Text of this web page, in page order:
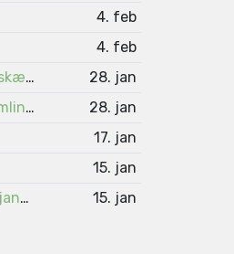
4. feb
4. feb
Hvad kan 10.000 havørredskæl fortælle ?
28. jan
Regferat fra generalforsamlingen 2026
28. jan
17. jan
15. jan
Bestyrelsesreferat fra 14. januar 2026
15. jan